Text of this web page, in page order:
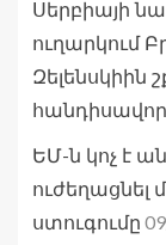
Սերբիայի
ուղարկում
Զելենսկիին
ԵՄ-ն կոչ է
ստուգումը